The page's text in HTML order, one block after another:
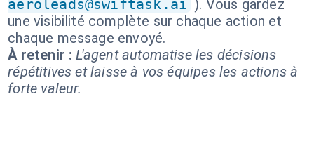
aeroleads@swiftask.ai ). Vous gardez
une visibilité complète sur chaque action et
chaque message envoyé.
À retenir : L'agent automatise les décisions
répétitives et laisse à vos équipes les actions à
forte valeur.